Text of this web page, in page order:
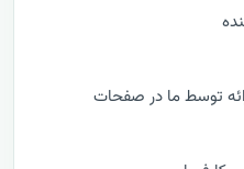
توسط ما در صفحات